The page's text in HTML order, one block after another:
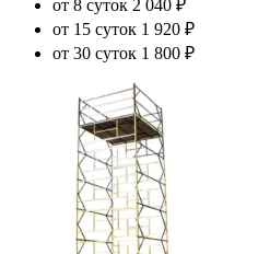
от 8 суток 2 040 ₽
от 15 суток 1 920 ₽
от 30 суток 1 800 ₽